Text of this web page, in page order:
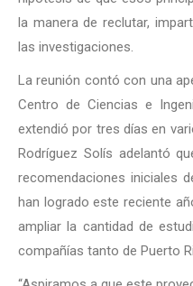
la manera de reclutar,
las investigaciones.
La reunión contó con una
Centro de Ciencias e
extendió por tres días en
Rodríguez Solís adelantó
recomendaciones iniciales
han logrado este reciente
ampliar la cantidad de
compañías tanto de Puerto